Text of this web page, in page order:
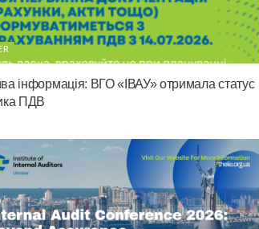
інформація: ВГО «ІВАУ» отримала статус
ПДВ